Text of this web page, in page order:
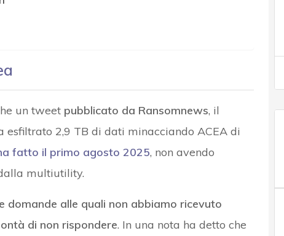
un tweet pubblicato da Ransomnews, il
2,9 TB di dati minacciando ACEA di
fatto il primo agosto 2025, non avendo
multiutility.
alle quali non abbiamo ricevuto
di non rispondere. In una nota ha detto che